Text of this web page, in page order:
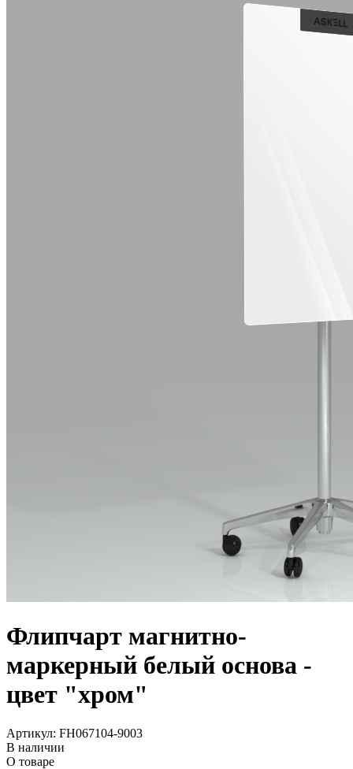
Флипчарт магнитно-
маркерный белый основа -
цвет "хром"
Артикул: FH067104-9003
В наличии
О товаре